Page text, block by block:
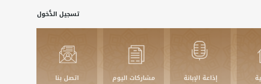
تسجيل الدُّخول
إذاعة الإبانة مشاركات اليوم اتصل بنا